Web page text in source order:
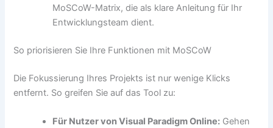
MoSCoW-Matrix, die als klare Anleitung für Ihr
Entwicklungsteam dient.
So priorisieren Sie Ihre Funktionen mit MoSCoW
Die Fokussierung Ihres Projekts ist nur wenige Klicks
entfernt. So greifen Sie auf das Tool zu:
Für Nutzer von Visual Paradigm Online: Gehen